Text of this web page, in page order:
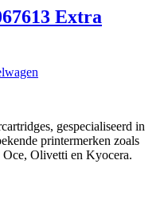
Extra
gespecialiseerd in
printermerken zoals
Olivetti en Kyocera.